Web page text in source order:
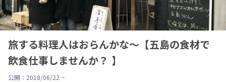
旅する料理人はおらんかな〜【五島の食材で
飲食仕事しませんか？ 】
公開：2018/06/22 ~